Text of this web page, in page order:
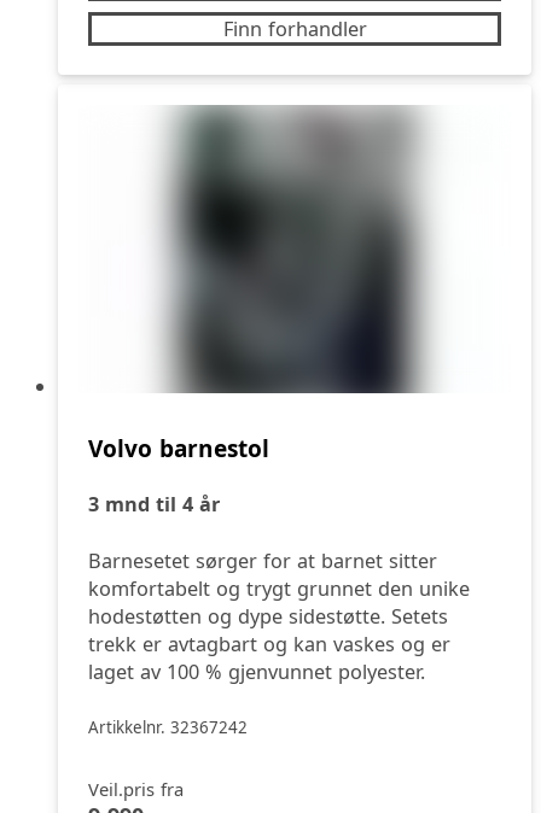
Finn forhandler
Volvo barnestol
3 mnd til 4 år
Barnesetet sørger for at barnet sitter
komfortabelt og trygt grunnet den unike
hodestøtten og dype sidestøtte. Setets
trekk er avtagbart og kan vaskes og er
laget av 100 % gjenvunnet polyester.
Artikkelnr. 32367242
Veil.pris fra